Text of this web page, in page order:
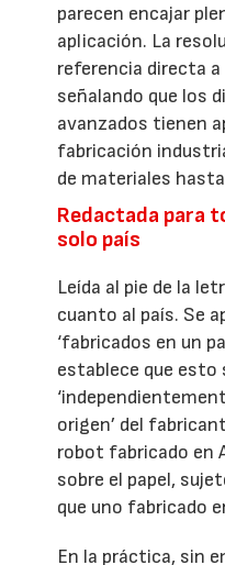
parecen encajar
aplicación. La
referencia directa
señalando que los
avanzados tienen
fabricación
de materiales
Redactada para
solo país
Leída al pie de la
cuanto al país. Se
‘fabricados en un
establece que esto
origen’ del
robot fabricado en
sobre el papel,
que uno fabricado
En la práctica, sin